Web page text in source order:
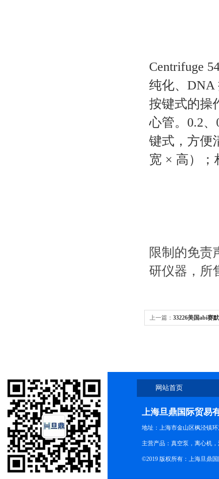
Centrifuge
纯化、DNA
按键式的操
心管。0.2
键式，方便
宽 × 高）；
限制的免责
研仪器，所
上一篇： 33226美国abi赛
网站首页
上海旦鼎国际贸易
地址：上海市金山区枫泾镇
主营产品：真空泵，离心机
©2019 版权所有：上海旦鼎